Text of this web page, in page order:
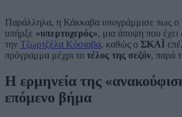
Παράλληλα, η Κάκκαβα υπογράμμισε πως
υπήρξε «υπερτυχερός», μια άποψη που έχει
την Τζωρτζέλα Κόσιαβα, καθώς ο ΣΚΑΪ
πρόγραμμα μέχρι το τέλος της σεζόν, παρά
Η ερμηνεία της
επόμενο βήμα